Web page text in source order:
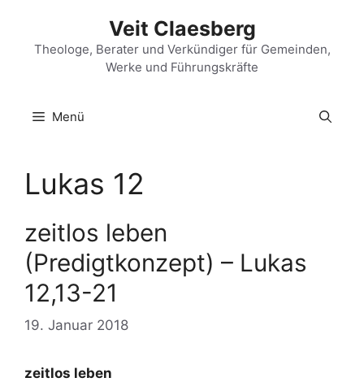
springen
Veit Claesberg
Theologe, Berater und Verkündiger für Gemeinden,
Werke und Führungskräfte
Menü
Lukas 12
zeitlos leben
(Predigtkonzept) – Lukas
12,13-21
19. Januar 2018
zeitlos leben